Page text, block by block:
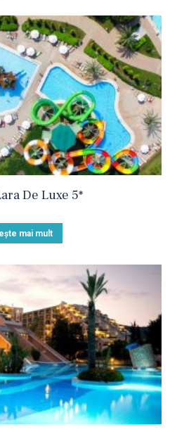
De Luxe 5*
mai mult